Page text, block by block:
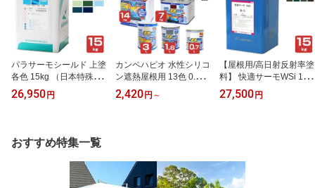
パラサーモシールド 上塗
各色 15kg （日本特殊塗
料/中空バルーン配合屋根
用遮熱塗料）
26,950円
カンペハピオ 水性シリコ
ン遮熱屋根用 13色 0.7L-
14kg
2,420円 ～
【屋根用/高日射反射率塗
料】 快適サーモWSi 15k
g ＜12色/標準色＞ 屋根
の温度上昇を軽減 屋根
27,500円
おすすめ特集一覧